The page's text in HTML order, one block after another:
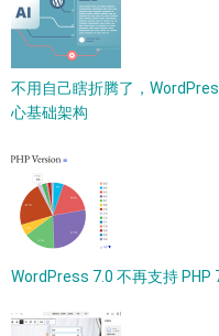
不用自己瞎折腾了，
心基础架构
WordPress 7.0 不再支持 PHP